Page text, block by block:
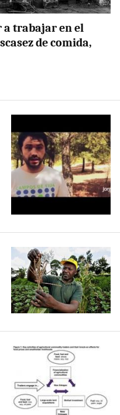
a trabajar en el
de comida,